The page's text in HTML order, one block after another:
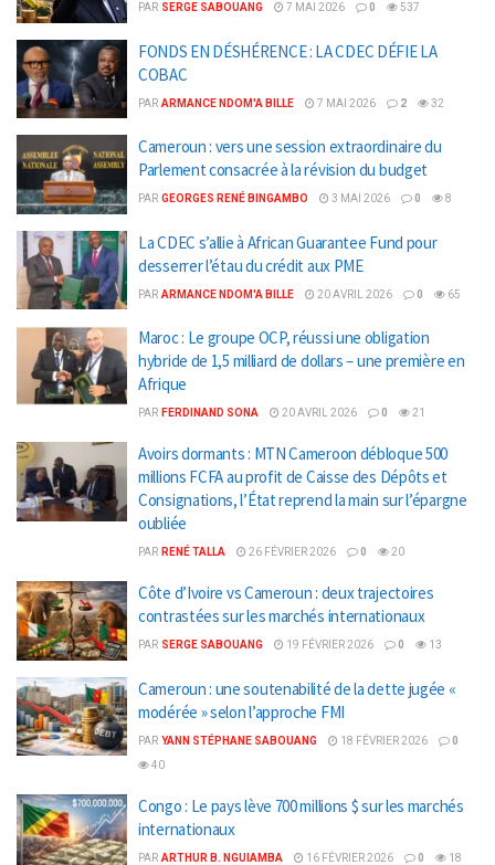
PAR SERGE SABOUANG 7 MAI 2026 0 537
FONDS EN DÉSHÉRENCE : LA CDEC DÉFIE LA
COBAC
PAR ARMANCE NDOM'A BILLE 7 MAI 2026 2 32
Cameroun : vers une session extraordinaire du
Parlement consacrée à la révision du budget
PAR GEORGES RENÉ BINGAMBO 3 MAI 2026 0 8
La CDEC s’allie à African Guarantee Fund pour
desserrer l’étau du crédit aux PME
PAR ARMANCE NDOM'A BILLE 20 AVRIL 2026 0 65
Maroc : Le groupe OCP, réussi une obligation
hybride de 1,5 milliard de dollars – une première en
Afrique
PAR FERDINAND SONA 20 AVRIL 2026 0 21
Avoirs dormants : MTN Cameroon débloque 500
millions FCFA au profit de Caisse des Dépôts et
Consignations, l’État reprend la main sur l’épargne
oubliée
PAR RENÉ TALLA 26 FÉVRIER 2026 0 20
Côte d’Ivoire vs Cameroun : deux trajectoires
contrastées sur les marchés internationaux
PAR SERGE SABOUANG 19 FÉVRIER 2026 0 13
Cameroun : une soutenabilité de la dette jugée «
modérée » selon l’approche FMI
PAR YANN STÉPHANE SABOUANG 18 FÉVRIER 2026
0
40
Congo : Le pays lève 700 millions $ sur les marchés
internationaux
PAR ARTHUR B. NGUIAMBA 16 FÉVRIER 2026 0 18